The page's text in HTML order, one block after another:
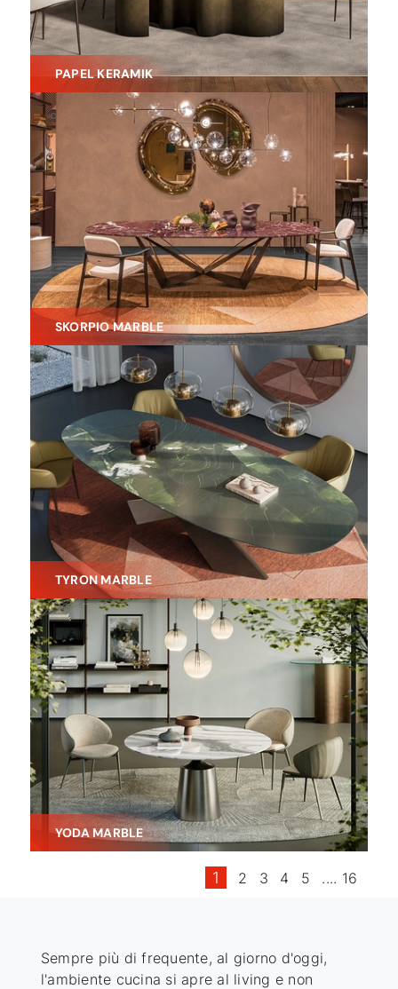
PAPEL KERAMIK
SKORPIO MARBLE
TYRON MARBLE
YODA MARBLE
1 2 3 4 5 .... 16
Sempre più di frequente, al giorno d'oggi,
l'ambiente cucina si apre al living e non